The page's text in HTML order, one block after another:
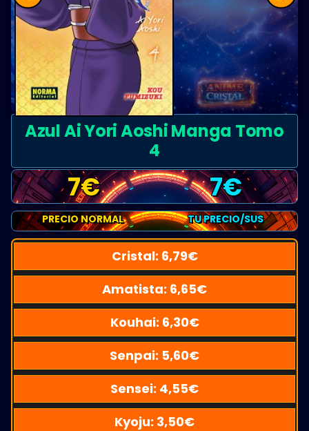
Azul Ai Yori Aoshi Manga Tomo
4
7€ 7€
PRECIO NORMAL TU PRECIO/SUS
Cristal: 6,79€
Amatista: 6,65€
Kouhai: 6,30€
Senpai: 5,60€
Sensei: 4,55€
Kyoju: 3,50€